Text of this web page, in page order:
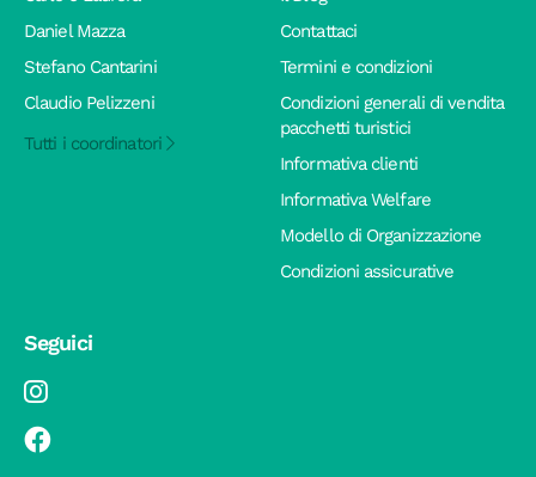
Daniel Mazza
Stefano Cantarini
Claudio Pelizzeni
Tutti i coordinatori
Contattaci
Termini e condizioni
Condizioni generali di vendita
pacchetti turistici
Informativa clienti
Informativa Welfare
Modello di Organizzazione
Condizioni assicurative
Seguici